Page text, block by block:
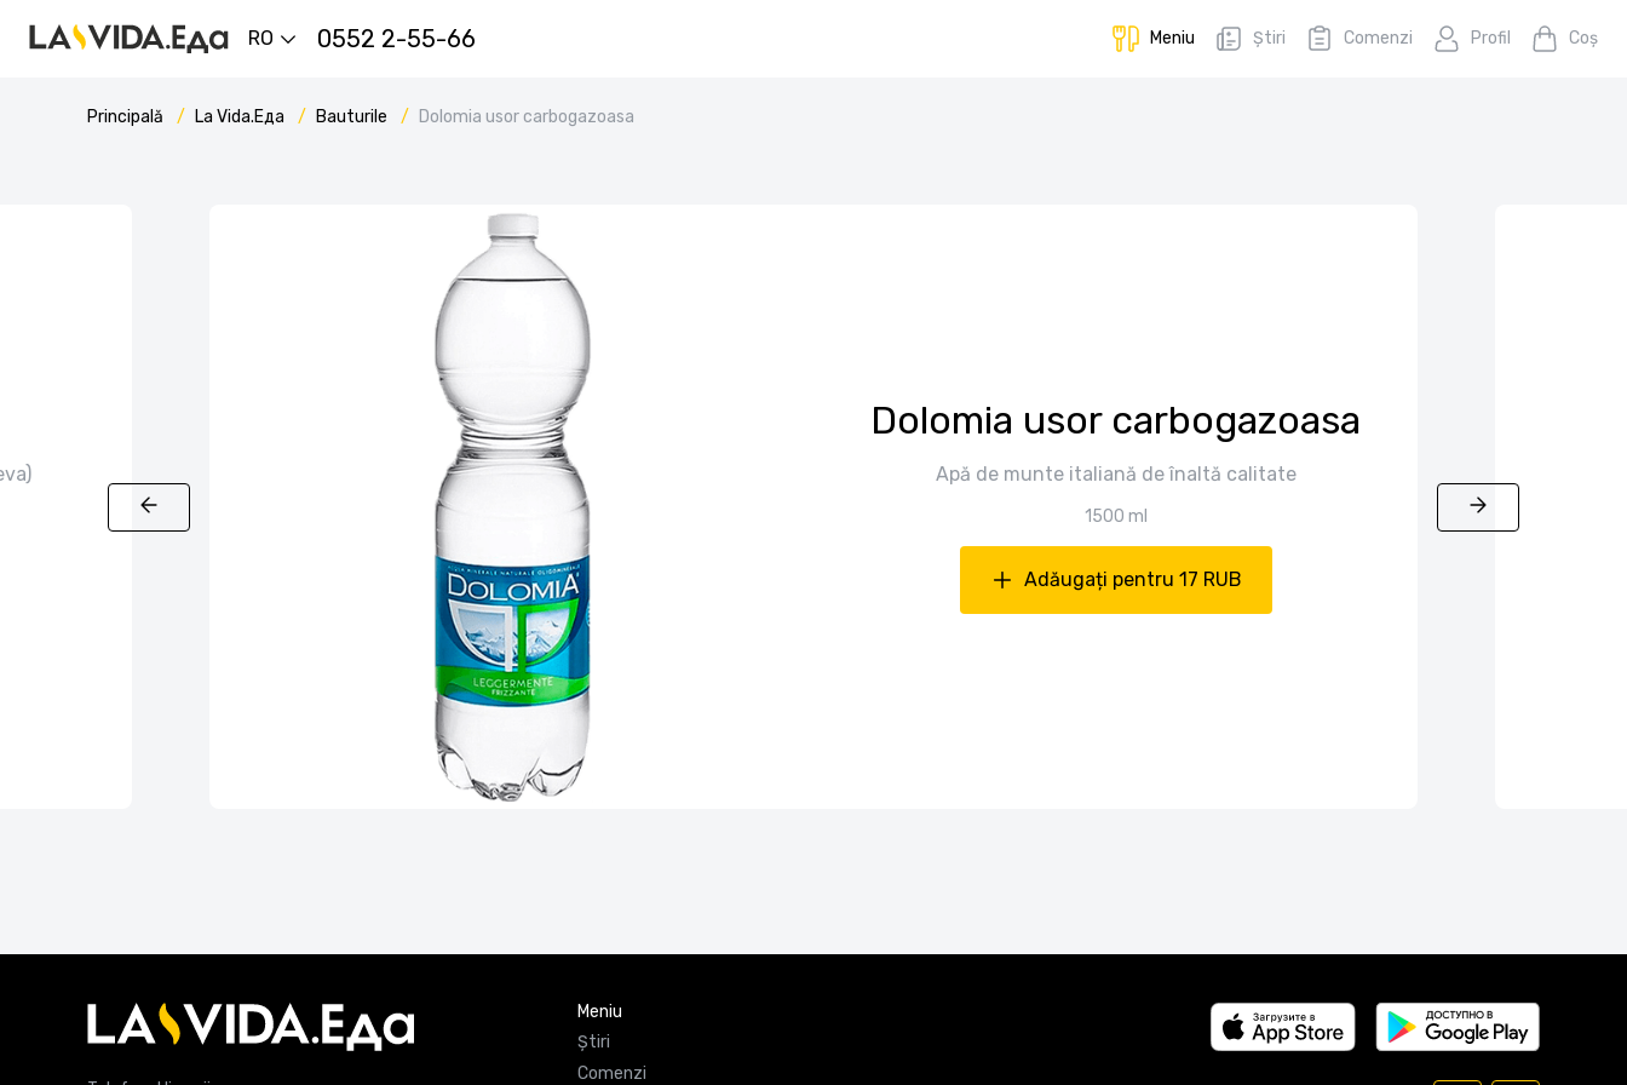
RO 0552 2-55-66 Meniu Știri Comenzi Profil Coş
Principală La Vida.Еда Bauturile Dolomia usor carbogazoasa
Dolomia usor carbogazoasa
Apă de munte italiană de înaltă calitate
1500 ml
Adăugați pentru 17 RUB
Meniu
Știri
Comenzi